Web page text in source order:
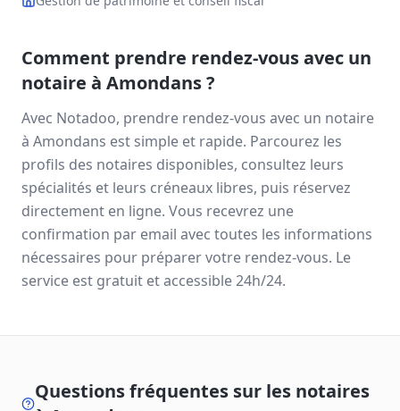
Comment prendre rendez-vous avec un
notaire à Amondans?
Avec Notadoo, prendre rendez-vous avec un notaire
à Amondans est simple et rapide. Parcourez les
profils des notaires disponibles, consultez leurs
spécialités et leurs créneaux libres, puis réservez
directement en ligne. Vous recevrez une
confirmation par email avec toutes les informations
nécessaires pour préparer votre rendez-vous. Le
service est gratuit et accessible 24h/24.
Questions fréquentes sur les notaires